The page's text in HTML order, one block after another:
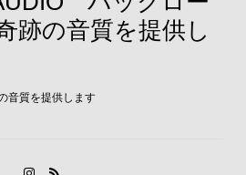
跡の音質を提供し
音質を提供します